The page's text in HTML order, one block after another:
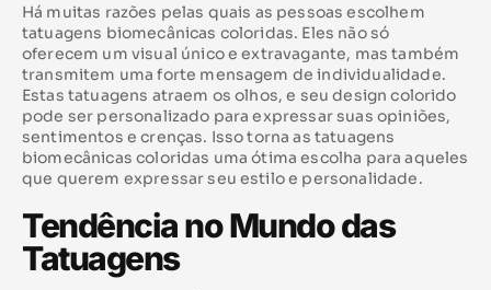
Há muitas razões pelas quais as pessoas escolhem
tatuagens biomecânicas coloridas. Eles não só
oferecem um visual único e extravagante, mas também
transmitem uma forte mensagem de individualidade.
Estas tatuagens atraem os olhos, e seu design colorido
pode ser personalizado para expressar suas opiniões,
sentimentos e crenças. Isso torna as tatuagens
biomecânicas coloridas uma ótima escolha para aqueles
que querem expressar seu estilo e personalidade.
Tendência no Mundo das
Tatuagens